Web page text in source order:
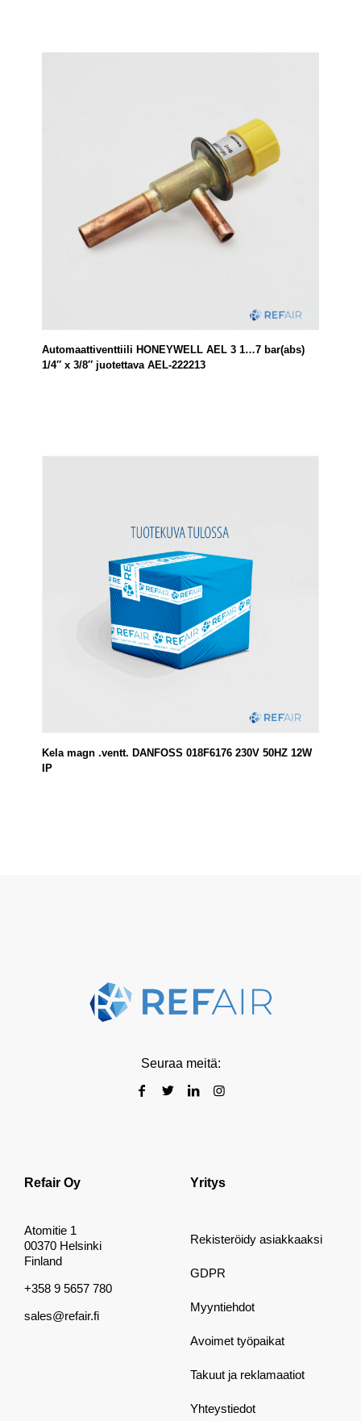
Automaattiventtiili HONEYWELL AEL 3 1…7 bar(abs)
1/4″ x 3/8″ juotettava AEL-222213
Kela magn .ventt. DANFOSS 018F6176 230V 50HZ 12W
IP
Seuraa meitä:
Refair Oy
Atomitie 1
00370 Helsinki
Finland
+358 9 5657 780
sales@refair.fi
Yritys
Rekisteröidy asiakkaaksi
GDPR
Myyntiehdot
Avoimet työpaikat
Takuut ja reklamaatiot
Yhteystiedot